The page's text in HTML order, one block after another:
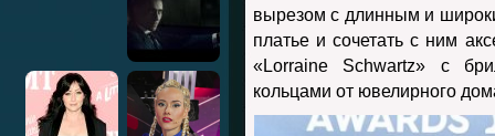
вырезом с длинным и
платье и сочетать с ним
«Lorraine Schwartz» с
кольцами от ювелирного